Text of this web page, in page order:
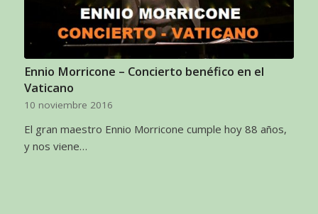
Ennio Morricone – Concierto benéfico en el
Vaticano
10 noviembre 2016
El gran maestro Ennio Morricone cumple hoy 88 años,
y nos viene…